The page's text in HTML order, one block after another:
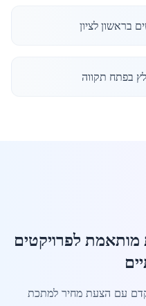
בראשון לציון
בפתח תקווה
לפרויקטים
עם הצעת מחיר למתכת